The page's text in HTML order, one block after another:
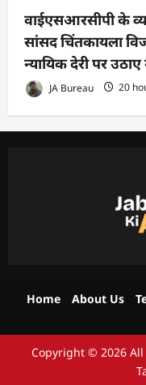
वाईएसआरसीपी के
सांसद चिंतकायला
न्यायिक देरी पर
JA Bureau 20
Home About Us
Copyright © 2026